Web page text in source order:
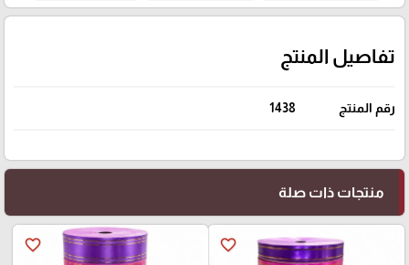
تفاصيل المنتج
رقم المنتج 1438
منتجات ذات صلة
favorite_border
favorite_border